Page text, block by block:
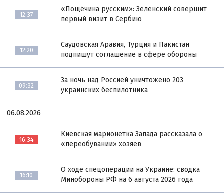
12:37
«Пощёчина русским»: Зеленский совершит
первый визит в Сербию
12:20
Саудовская Аравия, Турция и Пакистан
подпишут соглашение в сфере обороны
09:32
За ночь над Россией уничтожено 203
украинских беспилотника
06.08.2026
16:34
Киевская марионетка Запада рассказала о
«переобувании» хозяев
16:10
О ходе спецоперации на Украине: сводка
Минобороны РФ на 6 августа 2026 года